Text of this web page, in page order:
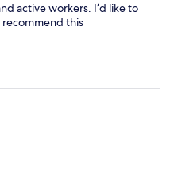
active workers. I’d like to
this